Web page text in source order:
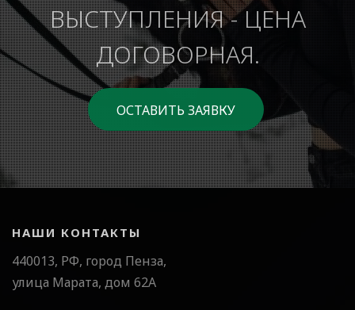
ВЫСТУПЛЕНИЯ - ЦЕНА
ДОГОВОРНАЯ.
ОСТАВИТЬ ЗАЯВКУ
НАШИ КОНТАКТЫ
440013, РФ, город Пенза,
улица Марата, дом 62А